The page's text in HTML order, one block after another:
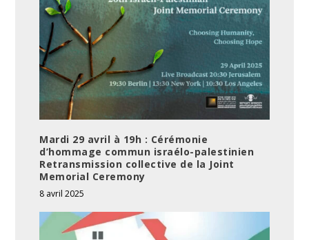
Mardi 29 avril à 19h : Cérémonie
d’hommage commun israélo-palestinien
Retransmission collective de la Joint
Memorial Ceremony
8 avril 2025